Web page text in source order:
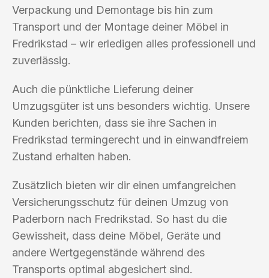
Verpackung und Demontage bis hin zum
Transport und der Montage deiner Möbel in
Fredrikstad – wir erledigen alles professionell und
zuverlässig.
Auch die pünktliche Lieferung deiner
Umzugsgüter ist uns besonders wichtig. Unsere
Kunden berichten, dass sie ihre Sachen in
Fredrikstad termingerecht und in einwandfreiem
Zustand erhalten haben.
Zusätzlich bieten wir dir einen umfangreichen
Versicherungsschutz für deinen Umzug von
Paderborn nach Fredrikstad. So hast du die
Gewissheit, dass deine Möbel, Geräte und
andere Wertgegenstände während des
Transports optimal abgesichert sind.